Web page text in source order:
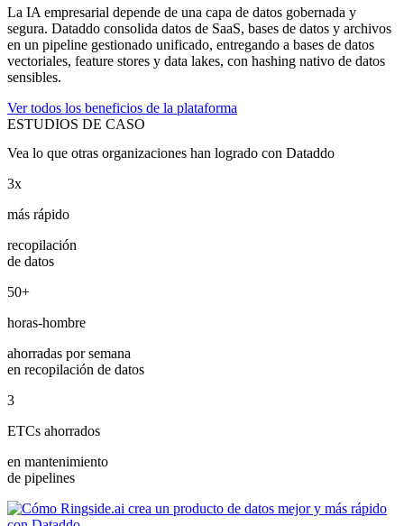
La IA empresarial depende de una capa de datos gobernada y
segura. Dataddo consolida datos de SaaS, bases de datos y archivos
en un pipeline gestionado unificado, entregando a bases de datos
vectoriales, feature stores y data lakes, con hashing nativo de datos
sensibles.
Ver todos los beneficios de la plataforma
ESTUDIOS DE CASO
Vea lo que otras organizaciones han logrado con Dataddo
3x
más rápido
recopilación
de datos
50+
horas-hombre
ahorradas por semana
en recopilación de datos
3
ETCs ahorrados
en mantenimiento
de pipelines